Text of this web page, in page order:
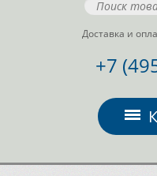
Доставка и
+7